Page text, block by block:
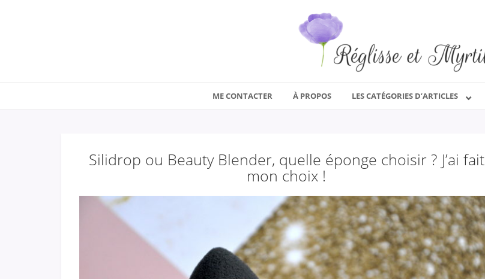
ME CONTACTER À PROPOS LES CATÉGORIES D’ARTICLES
Silidrop ou Beauty Blender, quelle éponge choisir ? J’ai fait
mon choix !